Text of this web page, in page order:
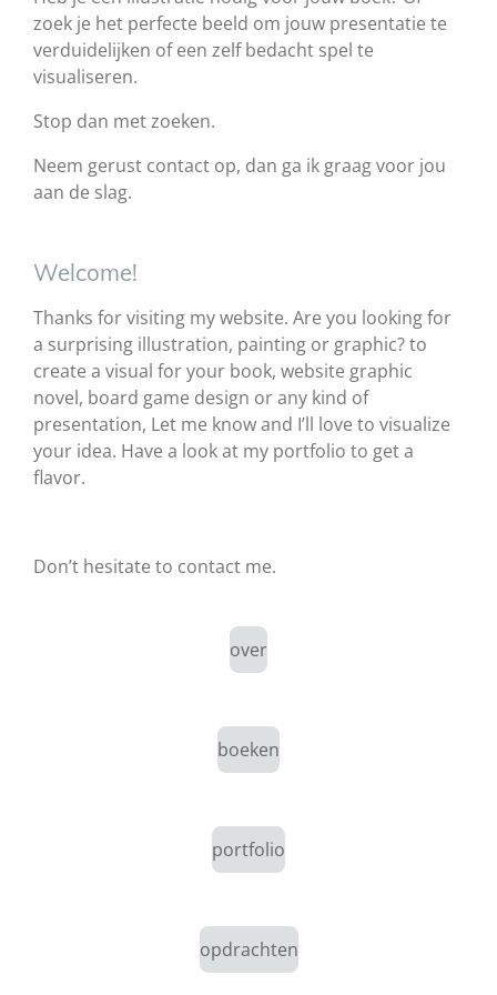
zoek je het perfecte beeld om jouw presentatie te
verduidelijken of een zelf bedacht spel te
visualiseren.
Stop dan met zoeken.
Neem gerust contact op, dan ga ik graag voor jou
aan de slag.
Welcome!
Thanks for visiting my website. Are you looking for
a surprising illustration, painting or graphic? to
create a visual for your book, website graphic
novel, board game design or any kind of
presentation, Let me know and I’ll love to visualize
your idea. Have a look at my portfolio to get a
flavor.
Don’t hesitate to contact me.
over
boeken
portfolio
opdrachten